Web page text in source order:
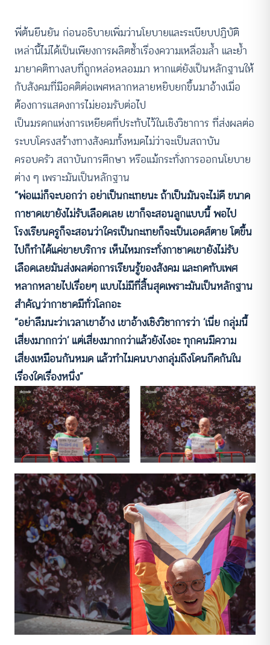
พี่ต้นยืนยัน ก่อนอธิบายเพิ่มว่านโยบายและระเบียบปฏิบัติ
เหล่านี้ไม่ได้เป็นเพียงการผลิตซ้ำเรื่องความเหลื่อมล้ำ และย้ำ
มายาคติทางลบที่ถูกหล่อหลอมมา หากแต่ยังเป็นหลักฐานให้
กับสังคมที่มีอคติต่อเพศหลากหลายหยิบยกขึ้นมาอ้างเมื่อ
ต้องการแสดงการไม่ยอมรับต่อไป
เป็นมรดกแห่งการเหยียดที่ประทับไว้ในเชิงวิชาการ ที่ส่งผลต่อ
ระบบโครงสร้างทางสังคมทั้งหมดไม่ว่าจะเป็นสถาบัน
ครอบครัว สถาบันการศึกษา หรือแม้กระทั่งการออกนโยบาย
ต่าง ๆ เพราะมันเป็นหลักฐาน
“พ่อแม่ก็จะบอกว่า อย่าเป็นกะเทยนะ ถ้าเป็นมันจะไม่ดี ขนาด
กาชาดเขายังไม่รับเลือดเลย เขาก็จะสอนลูกแบบนี้ พอไป
โรงเรียนครูก็จะสอนว่าใครเป็นกะเทยก็จะเป็นเอดส์ตาย โตขึ้น
ไปก็ทำได้แค่ขายบริการ เห็นไหมกระทั่งกาชาดเขายังไม่รับ
เลือดเลยมันส่งผลต่อการเรียนรู้ของสังคม และกดทับเพศ
หลากหลายไปเรื่อยๆ แบบไม่มีที่สิ้นสุดเพราะมันเป็นหลักฐาน
สำคัญว่ากาชาดมีทั่วโลกอะ
“อย่าลืมนะว่าเวลาเขาอ้าง เขาอ้างเชิงวิชาการว่า ‘เนี่ย กลุ่มนี้
เสี่ยงมากกว่า’ แต่เสี่ยงมากกว่าแล้วยังไงอะ ทุกคนมีความ
เสี่ยงเหมือนกันหมด แล้วทำไมคนบางกลุ่มถึงโดนกีดกันใน
เรื่องใดเรื่องหนึ่ง”